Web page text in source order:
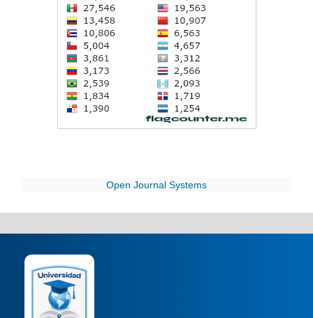
Open Journal Systems